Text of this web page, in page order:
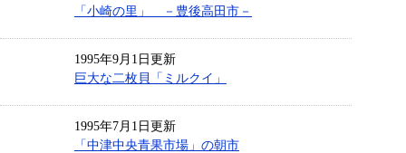
「小崎の里」 －豊後高田市－
1995年9月1日更新
巨大な二枚貝「ミルクイ」
1995年7月1日更新
「中津中央青果市場」の朝市